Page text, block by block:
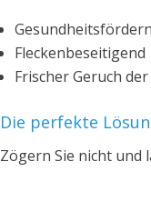
Fleckenbeseitigend
Frischer Geruch
Die perfekte
Zögern Sie nicht und